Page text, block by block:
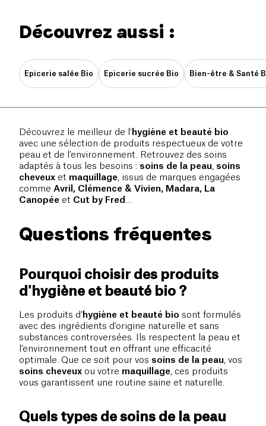
Découvrez aussi :
Epicerie salée Bio Epicerie sucrée Bio Bien-être & Santé
Découvrez le meilleur de l' hygiène et beauté bio
avec une sélection de produits respectueux de votre
peau et de l’environnement. Retrouvez des soins
adaptés à tous les besoins : soins de la peau soins
cheveux et maquillage , issus de marques engagées
comme Avril, Clémence & Vivien, Madara, La
Canopée et Cut by Fred
Questions fréquentes
Pourquoi choisir des produits
d'hygiène et beauté bio ?
Les produits d’ hygiène et beauté bio sont formulés
avec des ingrédients d’origine naturelle et sans
substances controversées. Ils respectent la peau et
l’environnement tout en offrant une efficacité
optimale. Que ce soit pour vos soins de la peau , vos
soins cheveux ou votre maquillage , ces produits
vous garantissent une routine saine et naturelle.
Quels types de soins de la peau